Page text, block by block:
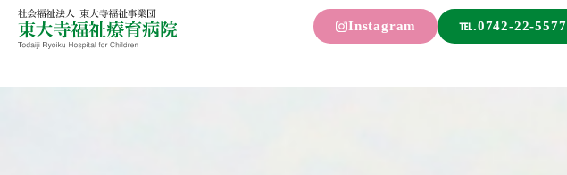
Instagram ℡.0742-22-5577